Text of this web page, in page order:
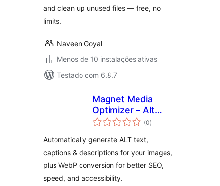
and clean up unused files — free, no
limits.
Naveen Goyal
Menos de 10 instalações ativas
Testado com 6.8.7
Magnet Media
Optimizer – Alt
Text, Captions,
Convert to WebP
(0avaliações
totais
)
Automatically generate ALT text,
captions & descriptions for your images,
plus WebP conversion for better SEO,
speed, and accessibility.